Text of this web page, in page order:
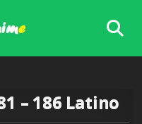
– 186 Latino